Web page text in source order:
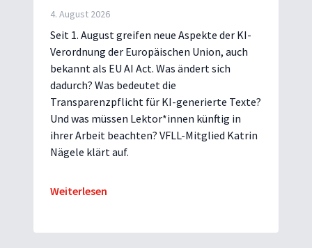
4. August 2026
Seit 1. August greifen neue Aspekte der KI-
Verordnung der Europäischen Union, auch
bekannt als EU AI Act. Was ändert sich
dadurch? Was bedeutet die
Transparenzpflicht für KI-generierte Texte?
Und was müssen Lektor*innen künftig in
ihrer Arbeit beachten? VFLL-Mitglied Katrin
Nägele klärt auf.
Weiterlesen